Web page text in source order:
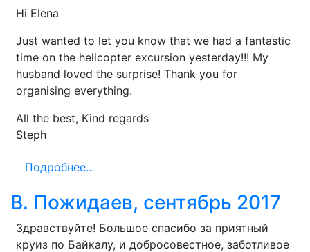
Hi Elena
Just wanted to let you know that we had a fantastic
time on the helicopter excursion yesterday!!! My
husband loved the surprise! Thank you for
organising everything.
All the best, Kind regards
Steph
Подробнее...
В. Пожидаев, сентябрь 2017
Здравствуйте! Большое спасибо за приятный
круиз по Байкалу, и добросовестное, заботливое